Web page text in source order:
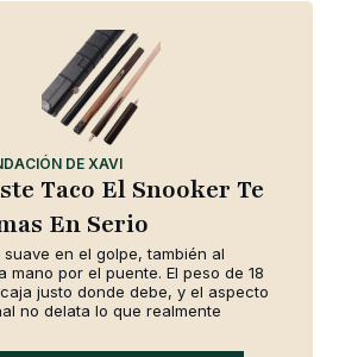
DE XAVI
Taco El Snooker Te
En Serio
suave en el golpe, también al
mano por el puente. El peso de 18
justo donde debe, y el aspecto
no delata lo que realmente